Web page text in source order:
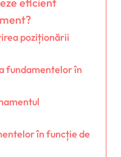
poziționării
fundamentelor în
în funcție de